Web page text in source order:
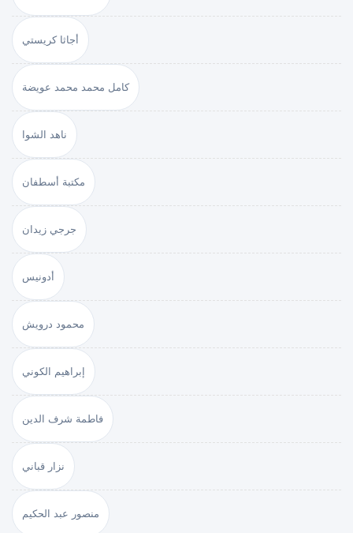
أجاثا كريستي
كامل محمد محمد عويضة
ناهد الشوا
مكتبة أسطفان
جرجي زيدان
أدونيس
محمود درويش
إبراهيم الكوني
فاطمة شرف الدين
نزار قباني
منصور عبد الحكيم